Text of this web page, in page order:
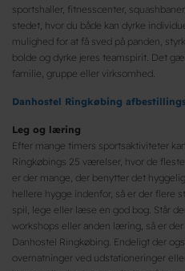
sportshaller, fitnesscenter,
stedet, hvor du både kan dyrke
mulighed for at få sved på panden,
bolde og dyrke jeres teamspirit. Det
familie, gruppe eller virksomhed.
Danhostel Ringkøbing
Leg og læring
Efter mange timers sportsaktiviteter
Ringkøbings 25 værelser, hvor de
er der mange, der benytter det
hellere hygge indenfor, så er der flere
spil, lege eller læse en god bog. Står
workshops eller anden læring, så er
Danhostel Ringkøbing. Endeligt der
overnatninger ved udstationeringer